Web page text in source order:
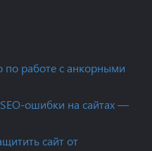
по работе с анкорными
ошибки на сайтах —
сайт от